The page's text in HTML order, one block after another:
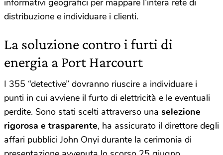
informativi geografici per mappare l’intera rete di
distribuzione e individuare i clienti.
La soluzione contro i furti di
energia a Port Harcourt
I 355 “detective” dovranno riuscire a individuare i
punti in cui avviene il furto di elettricità e le eventuali
perdite. Sono stati scelti attraverso una selezione
rigorosa e trasparente, ha assicurato il direttore degli
affari pubblici John Onyi durante la cerimonia di